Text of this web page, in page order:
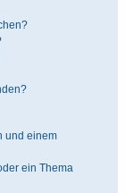
und einem
ein Thema